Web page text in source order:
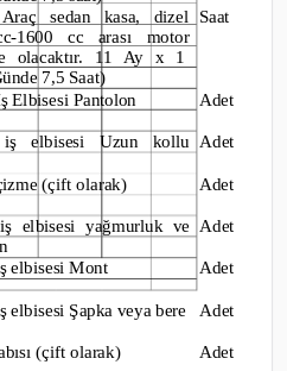
sedan kasa, dizel
Saat
1600 cc arası motor
olacaktır. 11 Ay x 1
7,5 Saat)
Elbisesi Pantolon
Adet
iş elbisesi Uzun kollu
Adet
(çift olarak)
Adet
iş elbisesi yağmurluk ve Adet
elbisesi Mont Adet
elbisesi Şapka veya bere Adet
(çift olarak) Adet